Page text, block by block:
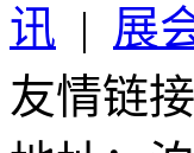
讯 | 展
友情链接